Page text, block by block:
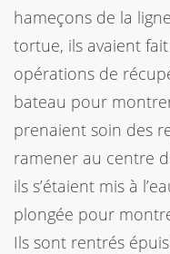
hameçons de la
tortue, ils avaient
opérations de
bateau pour
prenaient soin des
ramener au centre
ils s’étaient mis à
plongée pour
Ils sont rentrés